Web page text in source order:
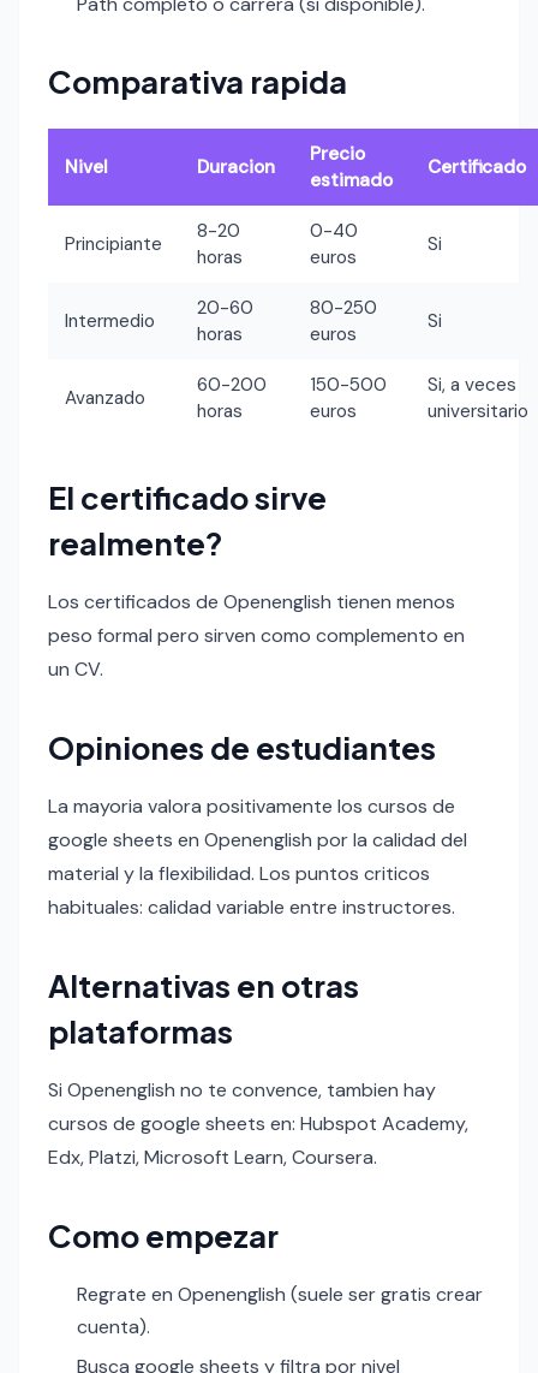
Comparativa rapida
Nivel Duracion
Precio
estimado
Certificado
Principiante
8-20
horas
0-40
euros
Si
Intermedio
20-60
horas
80-250
euros
Si
Avanzado
60-200
horas
150-500
euros
Si, a veces
universitario
El certificado sirve
realmente?
Los certificados de Openenglish tienen menos
peso formal pero sirven como complemento en
un CV.
Opiniones de estudiantes
La mayoria valora positivamente los cursos de
google sheets en Openenglish por la calidad del
material y la flexibilidad. Los puntos criticos
habituales: calidad variable entre instructores.
Alternativas en otras
plataformas
Si Openenglish no te convence, tambien hay
cursos de google sheets en: Hubspot Academy,
Edx, Platzi, Microsoft Learn, Coursera.
Como empezar
Regrate en Openenglish (suele ser gratis crear
cuenta).
Busca google sheets y filtra por nivel